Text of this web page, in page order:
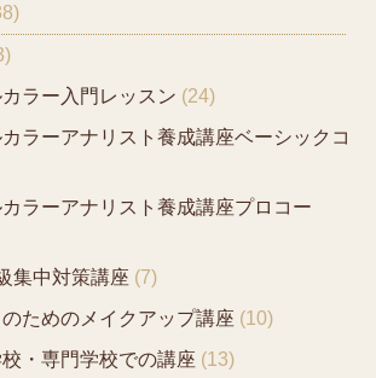
ラー入門レッスン (24)
ラーアナリスト養成講座ベーシックコ
ラーアナリスト養成講座プロコー
集中対策講座 (7)
ためのメイクアップ講座 (10)
・専門学校での講座 (13)